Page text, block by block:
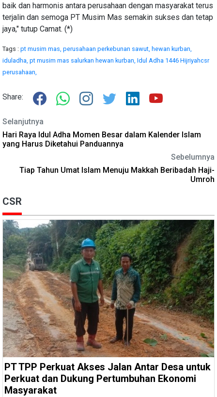
baik dan harmonis antara perusahaan dengan masyarakat terus
terjalin dan semoga PT Musim Mas semakin sukses dan tetap
jaya," tutup Camat. (*)
Tags : pt musim mas, perusahaan perkebunan sawut, hewan kurban,
iduladha, pt musim mas salurkan hewan kurban, Idul Adha 1446 Hijriyahcsr
perusahaan,
Share:
Selanjutnya
Hari Raya Idul Adha Momen Besar dalam Kalender Islam
yang Harus Diketahui Panduannya
Sebelumnya
Tiap Tahun Umat Islam Menuju Makkah Beribadah Haji-
Umroh
CSR
PT TPP Perkuat Akses Jalan Antar Desa untuk
Perkuat dan Dukung Pertumbuhan Ekonomi
Masyarakat